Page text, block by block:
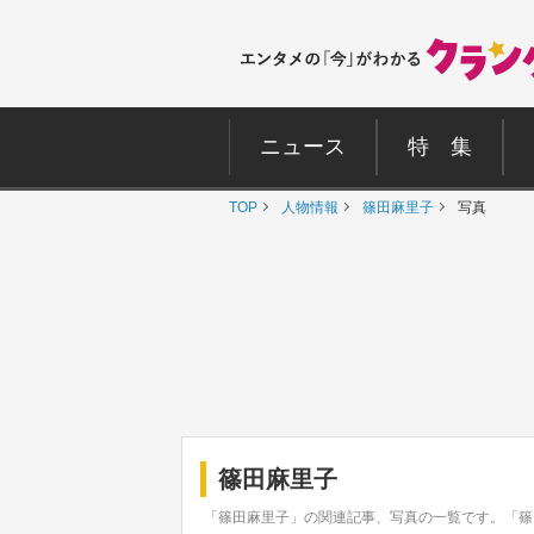
ニュース 特 集
TOP 人物情報 篠田麻里子 写真
篠田麻里子
「篠田麻里子」の関連記事、写真の一覧です。「